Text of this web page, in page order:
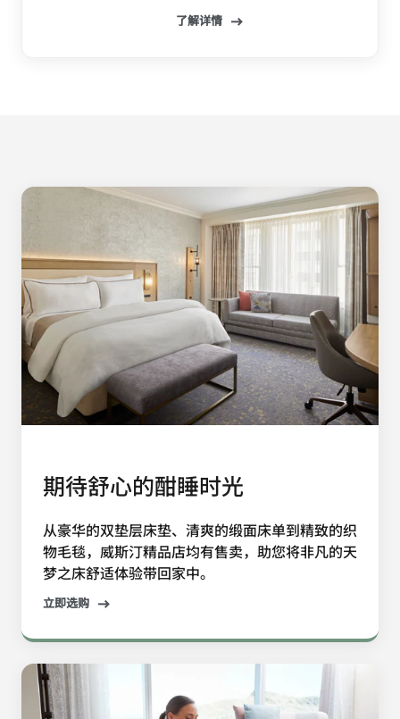
了解详情
期待舒心的酣睡时光
从豪华的双垫层床垫、清爽的缎面床单到精致的织
物毛毯，威斯汀精品店均有售卖，助您将非凡的天
梦之床舒适体验带回家中。
立即选购